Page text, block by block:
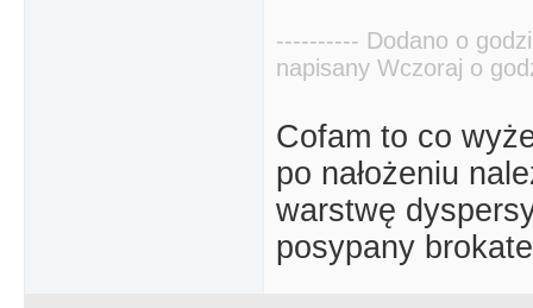
---------- Dodano o
napisany Wczoraj o
Cofam to co
po nałożeniu
warstwę
posypany